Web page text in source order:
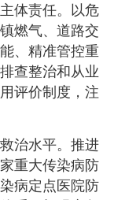
体责任。以危
燃气、道路交
、精准管控重
查整治和从业
评价制度，注
治水平。推进
重大传染病防
病定点医院防